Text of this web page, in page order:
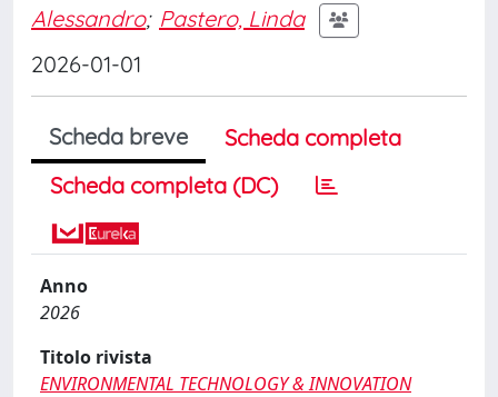
Alessandro; Pastero, Linda
2026-01-01
Scheda breve
Scheda completa
Scheda completa (DC)
Anno
2026
Titolo rivista
ENVIRONMENTAL TECHNOLOGY & INNOVATION